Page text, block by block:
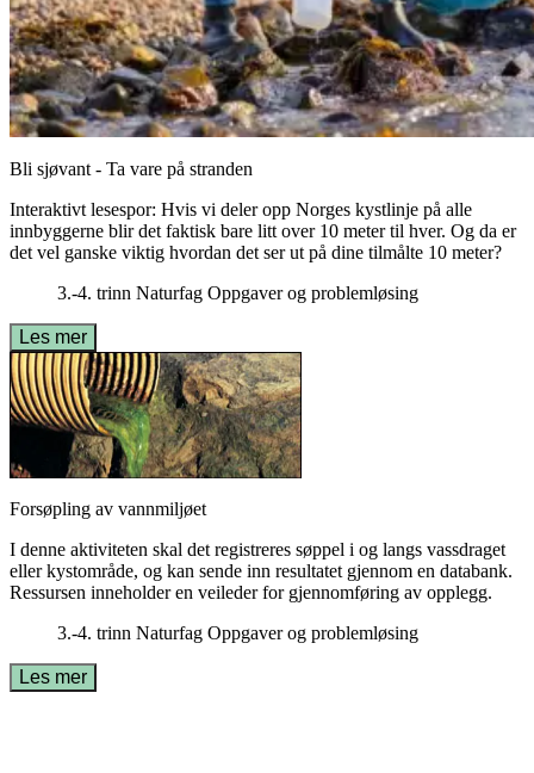
Bli sjøvant - Ta vare på stranden
Interaktivt lesespor: Hvis vi deler opp Norges kystlinje på alle
innbyggerne blir det faktisk bare litt over 10 meter til hver. Og da er
det vel ganske viktig hvordan det ser ut på dine tilmålte 10 meter?
3.-4. trinn Naturfag Oppgaver og problemløsing
Les mer
Forsøpling av vannmiljøet
I denne aktiviteten skal det registreres søppel i og langs vassdraget
eller kystområde, og kan sende inn resultatet gjennom en databank.
Ressursen inneholder en veileder for gjennomføring av opplegg.
3.-4. trinn Naturfag Oppgaver og problemløsing
Les mer